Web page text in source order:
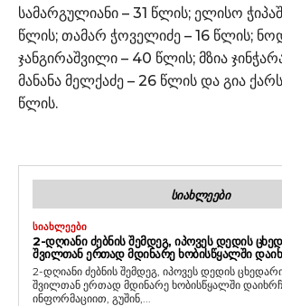
სამარგულიანი – 31 წლის; ელისო
წლის; თამარ ჭოველიძე – 16 წლის;
ჯანგირაშვილი – 40 წლის; მზია
მანანა მელქაძე – 26 წლის და გია
წლის.
ᲡᲘᲐᲮᲚᲔᲔᲑᲘ
ᲡᲘᲐᲮᲚᲔᲔᲑᲘ
2-ᲓᲦᲘᲐᲜᲘ ᲫᲔᲑᲜᲘᲡ ᲨᲔᲛᲓᲔᲒ, ᲘᲞᲝᲕᲔᲡ ᲓᲔᲓᲘᲡ
ᲨᲕᲘᲚᲗᲐᲜ ᲔᲠᲗᲐᲓ ᲛᲓᲘᲜᲐᲠᲔ ᲮᲝᲑᲘᲡᲬᲧᲐᲚᲨᲘ
2-დღიანი ძებნის შემდეგ, იპოვეს დედის
შვილთან ერთად მდინარე ხობისწყალში
ინფორმაციით, გუშინ,...